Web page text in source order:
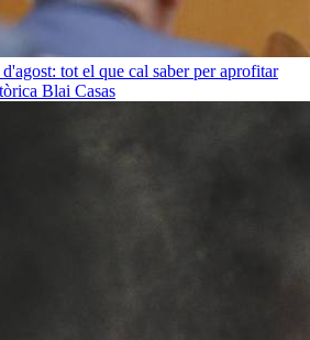
tot el que cal saber per aprofitar
Blai Casas